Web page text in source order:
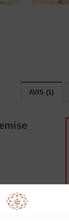
AVIS (1)
à pois et
et